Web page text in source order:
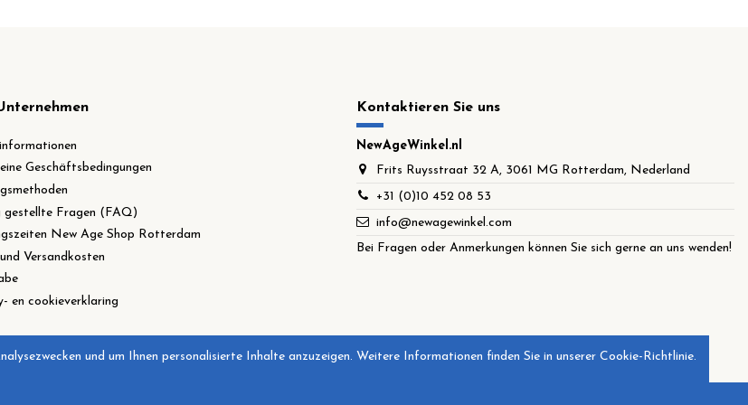
Geschäftsbedingungen
gestellte Fragen (FAQ)
New Age Shop Rotterdam
Versandkosten
en cookieverklaring
Kontaktieren Sie uns
NewAgeWinkel.nl
Frits Ruysstraat 32 A, 3061 MG Rotterdam, Nederland
+31 (0)10 452 08 53
info@newagewinkel.com
Bei Fragen oder Anmerkungen können Sie sich gerne an uns wenden!
und um Ihnen personalisierte Inhalte anzuzeigen. Weitere Informationen finden Sie in unserer Cookie-Richtlinie.